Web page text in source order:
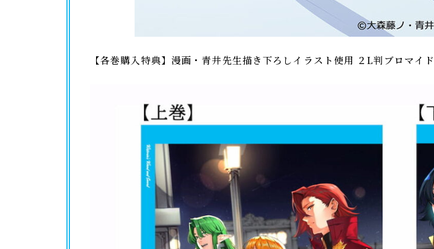
【各巻購入特典】漫画・青井先生描き下ろしイラスト使用 ２L判ブロマイド